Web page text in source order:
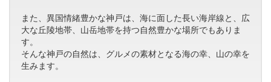
また、異国情緒豊かな神戸は、海に面した長い海岸線と、広
大な丘陵地帯、山岳地帯を持つ自然豊かな場所でもありま
す。
そんな神戸の自然は、グルメの素材となる海の幸、山の幸を
生みます。